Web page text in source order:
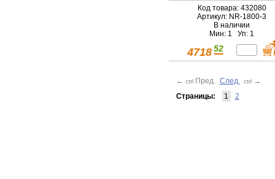
Код товара: 432080
Артикул: NR-1800-3
В наличии
Мин: 1 Уп: 1
4718 52
← ctrl Пред. След. ctrl →
Страницы:
1 2